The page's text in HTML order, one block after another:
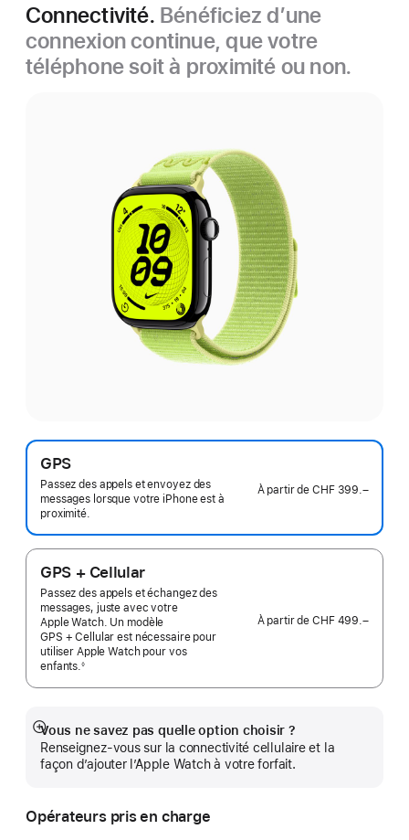
Connectivité. Bénéficiez d’une
connexion continue, que votre
téléphone soit à proximité ou non.
GPS
Passez des appels et envoyez des
messages lorsque votre iPhone est à
proximité.
À partir deCHF 399.–
GPS + Cellular
Passez des appels et échangez des
messages, juste avec votre
Apple Watch. Un modèle
GPS + Cellular est nécessaire pour
utiliser Apple Watch pour vos
enfants.◊
À partir deCHF 499.–
Vous ne savez pas quelle option choisir ?
Renseignez-vous sur la connectivité cellulaire et la
façon d’ajouter l’Apple Watch à votre forfait.
Afficher
plus
Opérateurs pris en charge